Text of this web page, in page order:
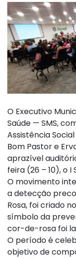
O Executivo
Saúde — SMS,
Assistência
Bom Pastor e
aprazível
feira (26 – 10), o
O movimento
a detecção
Rosa, foi criado
símbolo da
cor-de-rosa foi
O período é
objetivo de